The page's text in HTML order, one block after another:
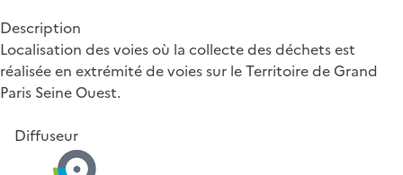
Description
Localisation des voies où la collecte des déchets est
réalisée en extrémité de voies sur le Territoire de Grand
Paris Seine Ouest.
Diffuseur